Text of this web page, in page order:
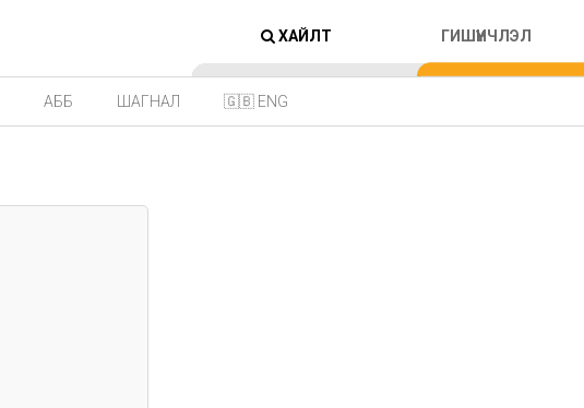
ХАЙЛТ ГИШҮҮНЧЛЭЛ
АББ ШАГНАЛ 🇬🇧 ENG